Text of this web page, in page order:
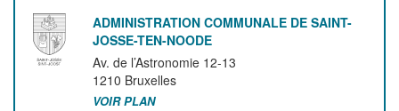
ADMINISTRATION COMMUNALE DE SAINT-
JOSSE-TEN-NOODE
Av. de l’Astronomie 12-13
1210 Bruxelles
VOIR PLAN